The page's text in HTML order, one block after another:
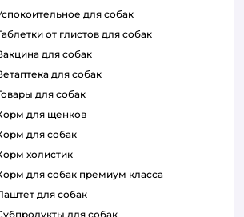
успокоительное для собак
таблетки от глистов для собак
вакцина для собак
ветаптека для собак
товары для собак
корм для щенков
корм для собак
корм холистик
корм для собак премиум класса
паштет для собак
субпродукты для собак